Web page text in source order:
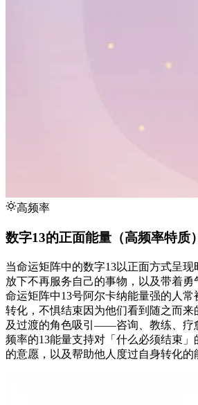
高频率
数字13的正面能量（高频率特质）
当命运矩阵中的数字13以正面方式呈现
放下不再服务自己的事物，以及带着勇
命运矩阵中13号阿尔卡纳能量强的人
转化，不惧结束因为他们看到随之而
及过渡的角色吸引——咨询、教练、疗
频率的13能量支持对「什么必须结束
的意愿，以及帮助他人度过自身转化的